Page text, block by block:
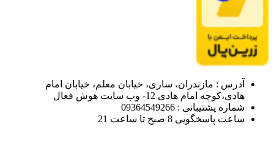
آدرس : مازندران، ساری، خیابان معلم، خیابان امام
هادی،کوچه امام هادی 12- وب سایت هوش فعال
شماره پشتیبانی : 09364549266
ساعت پاسخگویی 8 صبح تا ساعت 21